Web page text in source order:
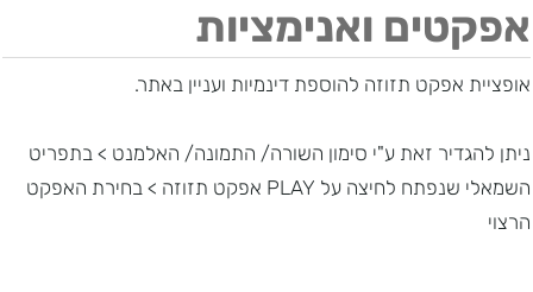
אפקטים ואנימציות
אופציית אפקט תזוזה להוספת דינמיות ועניין באתר.
ניתן להגדיר זאת ע"י סימון השורה/ התמונה/ האלמנט > בתפריט
השמאלי שנפתח לחיצה על PLAY אפקט תזוזה > בחירת האפקט
הרצוי